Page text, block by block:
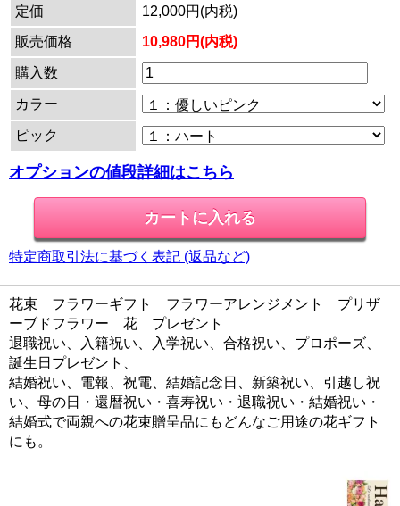
定価
12,000円(内税)
販売価格
10,980円(内税)
購入数
カラー
ピック
オプションの値段詳細はこちら
特定商取引法に基づく表記 (返品など)
花束 フラワーギフト フラワーアレンジメント プリザ
ーブドフラワー 花 プレゼント
退職祝い、入籍祝い、入学祝い、合格祝い、プロポーズ、
誕生日プレゼント、
結婚祝い、電報、祝電、結婚記念日、新築祝い、引越し祝
い、母の日・還暦祝い・喜寿祝い・退職祝い・結婚祝い・
結婚式で両親への花束贈呈品にもどんなご用途の花ギフト
にも。